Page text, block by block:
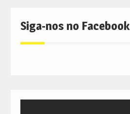
Siga-nos no Facebook